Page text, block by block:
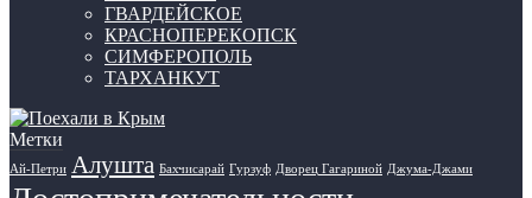
ГВАРДЕЙСКОЕ
КРАСНОПЕРЕКОПСК
СИМФЕРОПОЛЬ
ТАРХАНКУТ
Метки
Ай-Петри Алушта Бахчисарай Гурзуф Дворец Гагариной Джума-Джами